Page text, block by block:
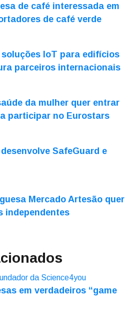
de café interessada em
de café verde
IoT para edifícios
parceiros internacionais
da mulher quer entrar
participar no Eurostars
SafeGuard e
Mercado Artesão quer
independentes
em verdadeiros “game